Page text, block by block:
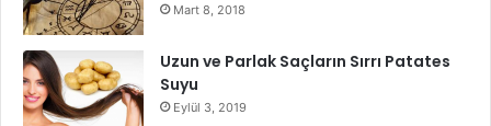
Bebeklerin tırnakları ne zaman kesilir sorusu, bebeğinizin
bireysel ihtiyaçlarına bağlı olarak değişebilir. Bebeğinizin
tırnaklarını düzenli olarak kontrol edin ve uzadıklarında
kesmeye başlayın. Tırnak kesimi işlemini güvenli ve sakin
Mart 8, 2018
Uzun ve Parlak Saçların Sırrı Patates
Suyu
Eylül 3, 2019